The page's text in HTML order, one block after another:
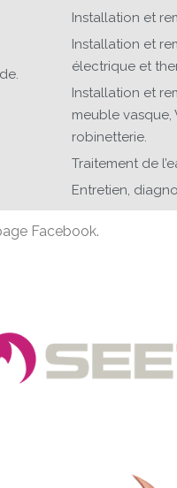
Installation et
Installation et
électrique et
Installation et
meuble vasque,
robinetterie.
Traitement de
Entretien,
Facebook.